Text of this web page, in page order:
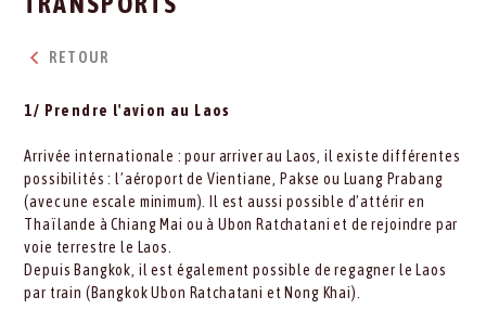
RETOUR
1/ Prendre l'avion au Laos
Arrivée internationale : pour arriver au Laos, il existe différentes
possibilités : l’aéroport de Vientiane, Pakse ou Luang Prabang
(avec une escale minimum). Il est aussi possible d’attérir en
Thaïlande à Chiang Mai ou à Ubon Ratchatani et de rejoindre par
voie terrestre le Laos.
Depuis Bangkok, il est également possible de regagner le Laos
par train (Bangkok Ubon Ratchatani et Nong Khai).